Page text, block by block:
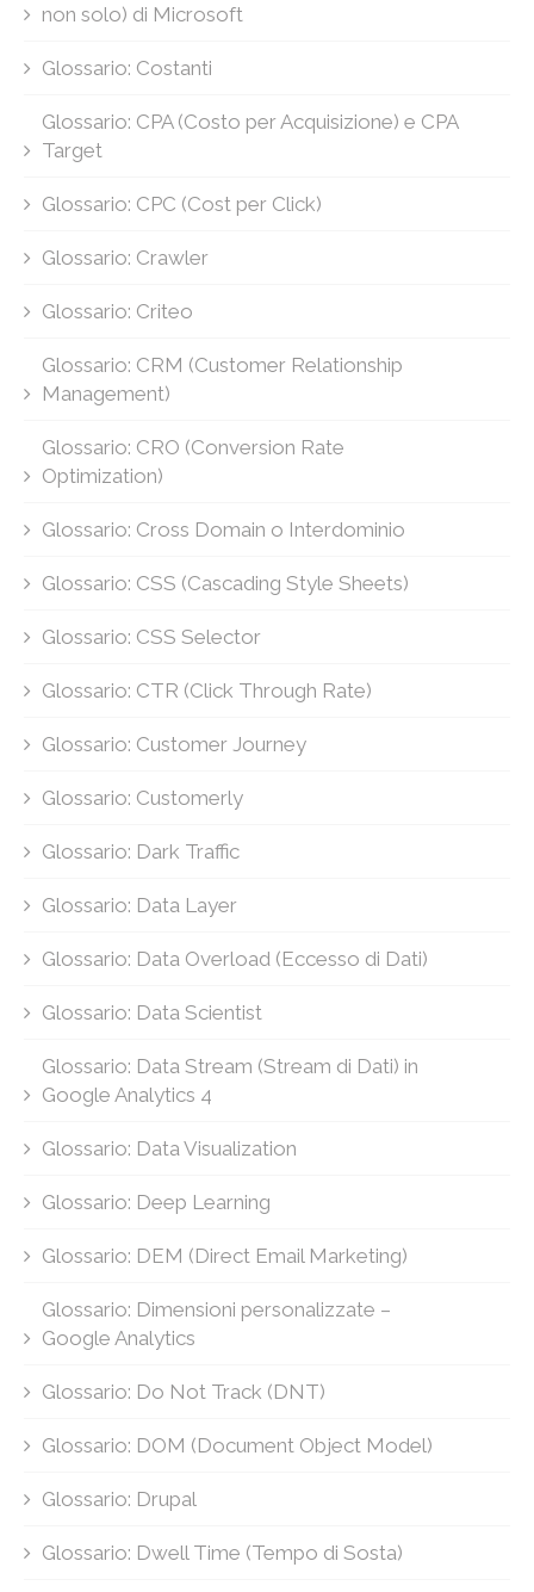
non solo) di Microsoft
Glossario: Costanti
Glossario: CPA (Costo per Acquisizione) e CPA
Target
Glossario: CPC (Cost per Click)
Glossario: Crawler
Glossario: Criteo
Glossario: CRM (Customer Relationship
Management)
Glossario: CRO (Conversion Rate
Optimization)
Glossario: Cross Domain o Interdominio
Glossario: CSS (Cascading Style Sheets)
Glossario: CSS Selector
Glossario: CTR (Click Through Rate)
Glossario: Customer Journey
Glossario: Customerly
Glossario: Dark Traffic
Glossario: Data Layer
Glossario: Data Overload (Eccesso di Dati)
Glossario: Data Scientist
Glossario: Data Stream (Stream di Dati) in
Google Analytics 4
Glossario: Data Visualization
Glossario: Deep Learning
Glossario: DEM (Direct Email Marketing)
Glossario: Dimensioni personalizzate –
Google Analytics
Glossario: Do Not Track (DNT)
Glossario: DOM (Document Object Model)
Glossario: Drupal
Glossario: Dwell Time (Tempo di Sosta)